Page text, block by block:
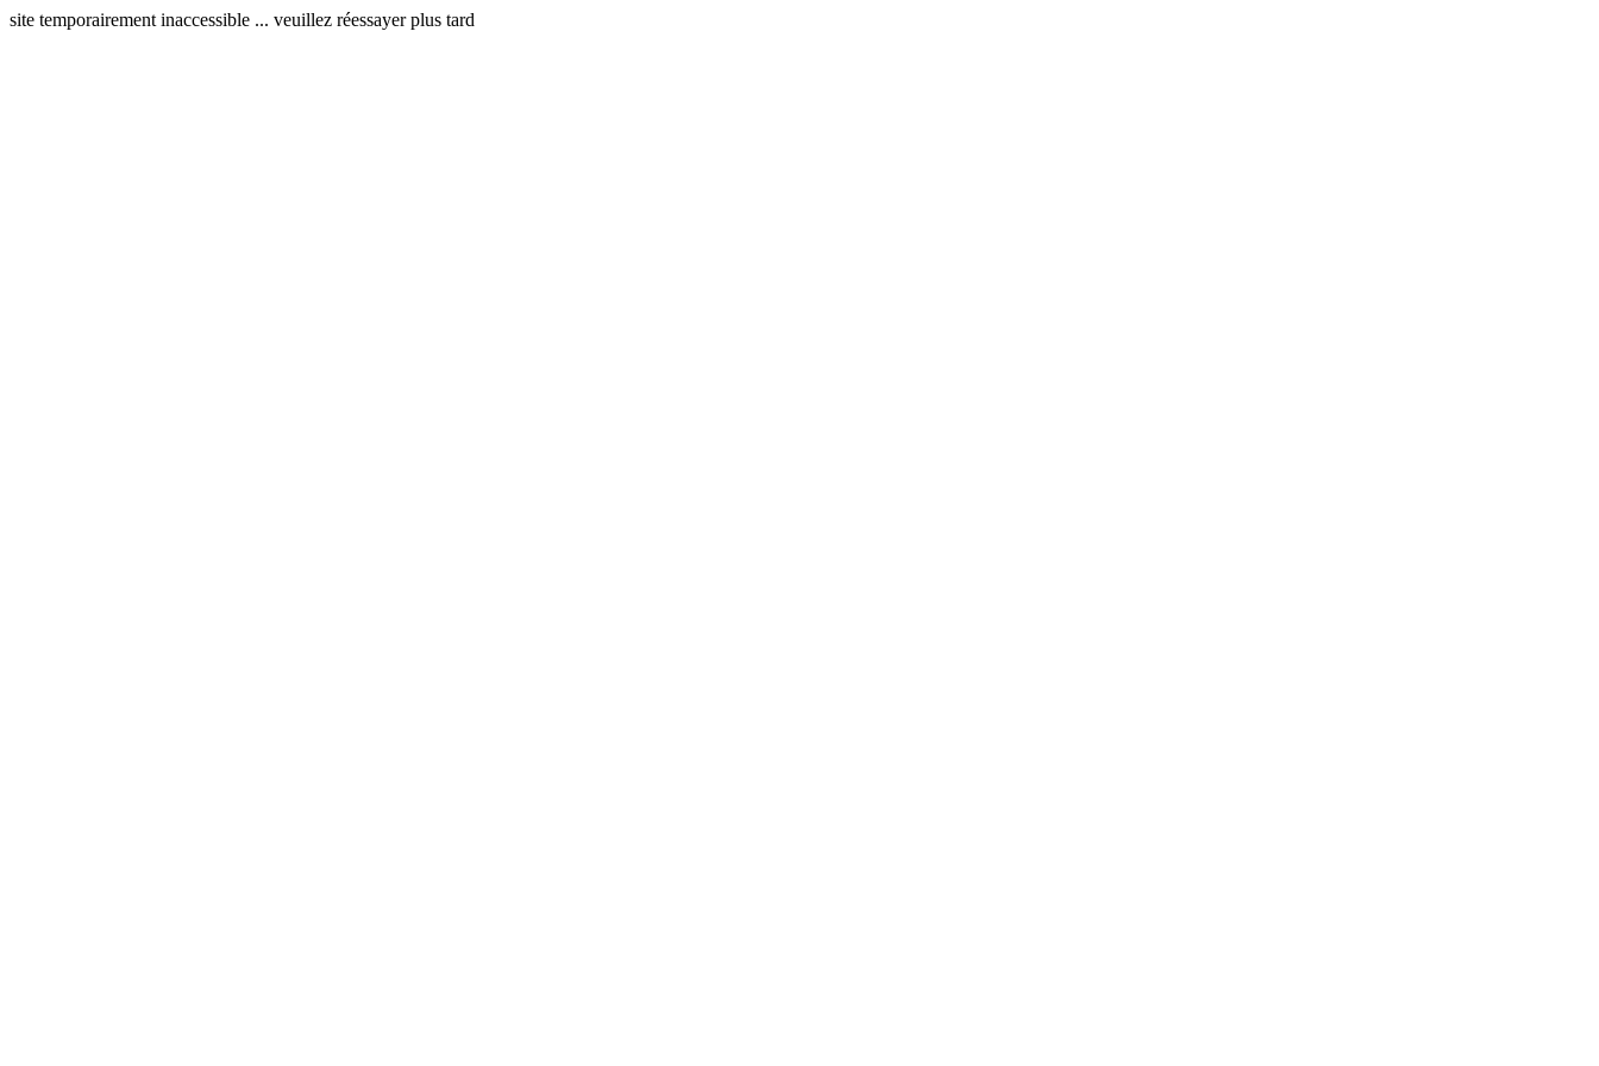
site temporairement inaccessible ... veuillez réessayer plus tard